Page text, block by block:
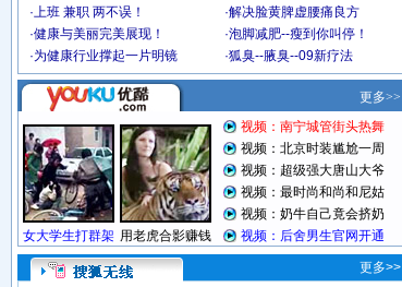
·上班 兼职 两不误！ ·解决脸黄脾虚腰痛良方
·健康与美丽完美展现！ ·泡脚减肥--瘦到你叫停！
·为健康行业撑起一片明镜 ·狐臭--腋臭--09新疗法
更多>>